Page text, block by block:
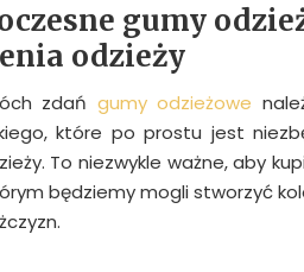
gumy
odzieży
zdań gumy odzieżowe
które po prostu jest
To niezwykle ważne, aby
będziemy mogli stworzyć